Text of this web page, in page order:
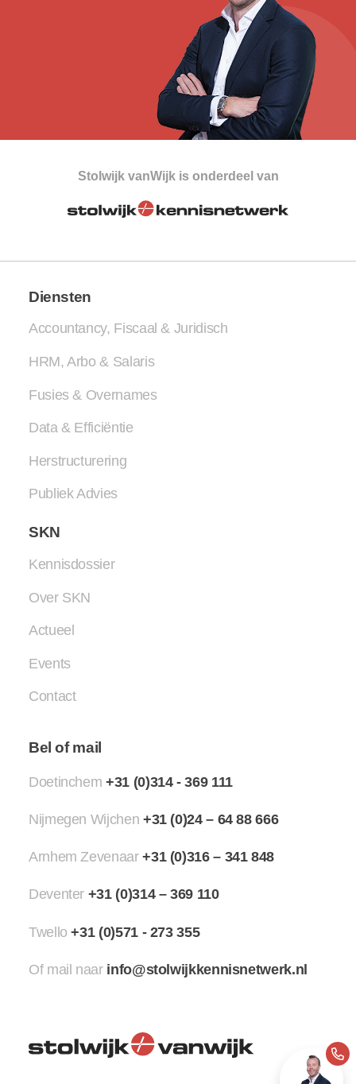
+31
Stolwijk vanWijk is onderdeel van
Diensten
Accountancy, Fiscaal & Juridisch
HRM, Arbo & Salaris
Fusies & Overnames
Data & Efficiëntie
Herstructurering
Publiek Advies
SKN
Kennisdossier
Over SKN
Actueel
Events
Contact
Bel of mail
Doetinchem+31 (0)314 - 369 111
Nijmegen Wijchen +31 (0)24 – 64 88 666
Arnhem Zevenaar+31 (0)316 – 341 848
Deventer +31 (0)314 – 369 110
Twello+31 (0)571 - 273 355
Of mail naar info@stolwijkkennisnetwerk.nl